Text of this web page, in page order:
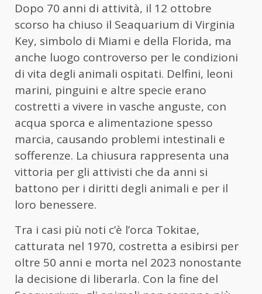
Dopo 70 anni di attività, il 12 ottobre
scorso ha chiuso il Seaquarium di Virginia
Key, simbolo di Miami e della Florida, ma
anche luogo controverso per le condizioni
di vita degli animali ospitati. Delfini, leoni
marini, pinguini e altre specie erano
costretti a vivere in vasche anguste, con
acqua sporca e alimentazione spesso
marcia, causando problemi intestinali e
sofferenze. La chiusura rappresenta una
vittoria per gli attivisti che da anni si
battono per i diritti degli animali e per il
loro benessere.
Tra i casi più noti c’è l’orca Tokitae,
catturata nel 1970, costretta a esibirsi per
oltre 50 anni e morta nel 2023 nonostante
la decisione di liberarla. Con la fine del